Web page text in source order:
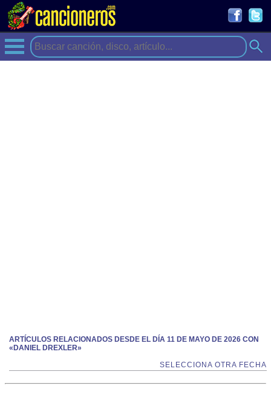
ARTÍCULOS RELACIONADOS DESDE EL DÍA 11 DE MAYO DE 2026 CON
«DANIEL DREXLER»
SELECCIONA OTRA FECHA